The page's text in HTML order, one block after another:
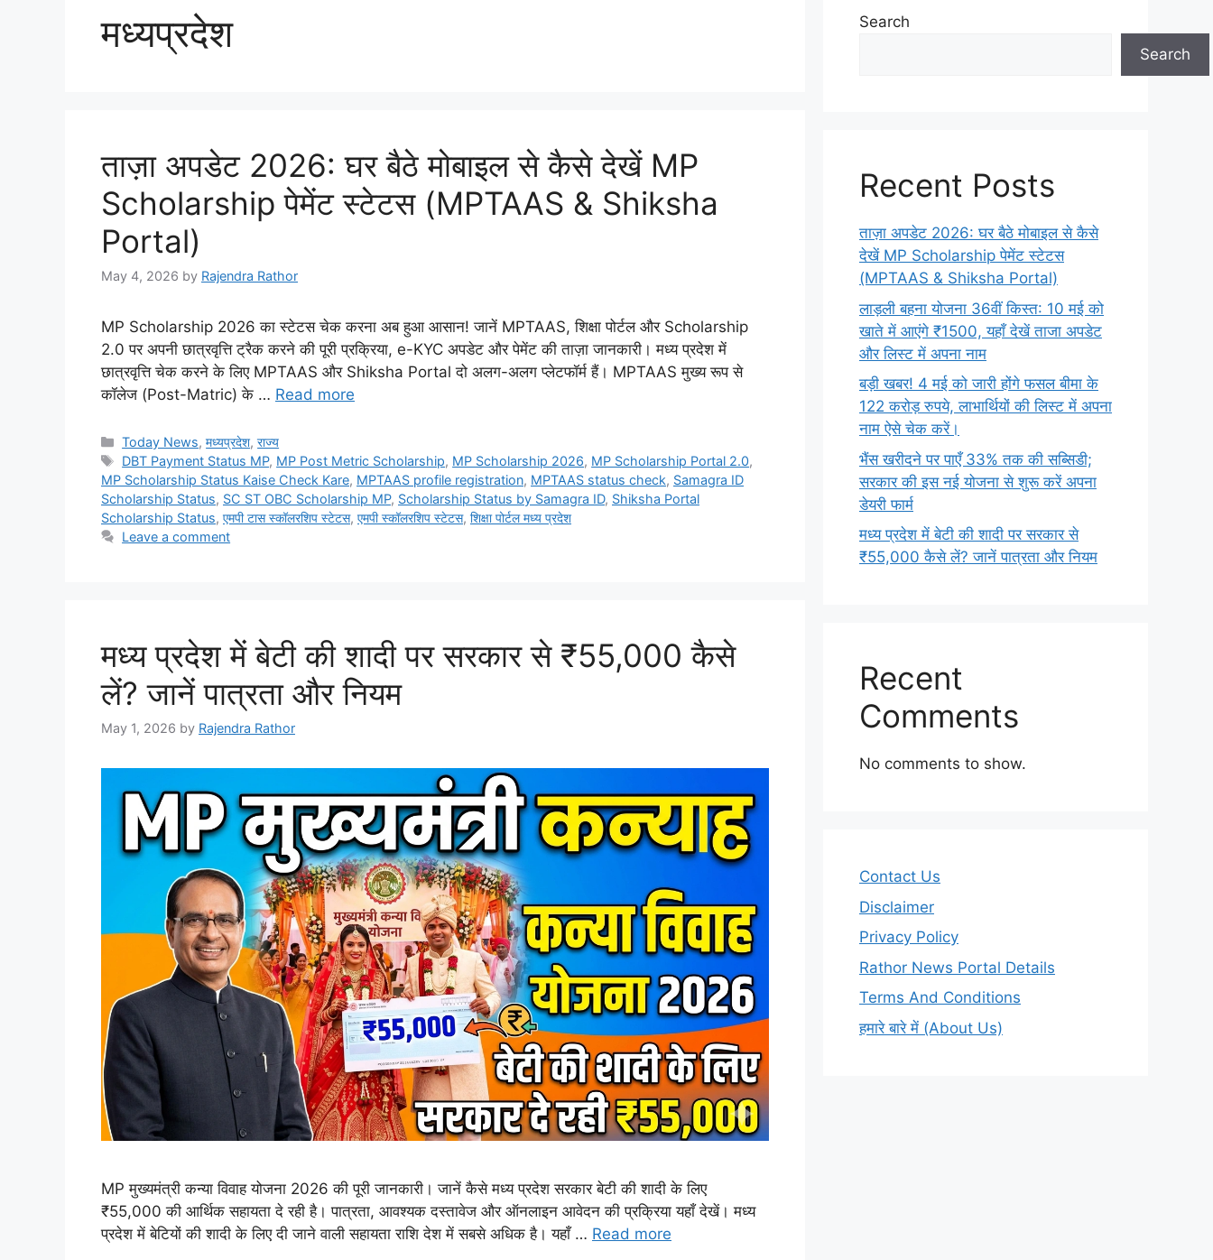
मध्यप्रदेश
ताज़ा अपडेट 2026: घर बैठे मोबाइल से कैसे देखें MP
Scholarship पेमेंट स्टेटस (MPTAAS & Shiksha
Portal)
May 4, 2026 by Rajendra Rathor
MP Scholarship 2026 का स्टेटस चेक करना अब हुआ आसान! जानें MPTAAS, शिक्षा पोर्टल और Scholarship
2.0 पर अपनी छात्रवृत्ति ट्रैक करने की पूरी प्रक्रिया, e-KYC अपडेट और पेमेंट की ताज़ा जानकारी। मध्य प्रदेश में
छात्रवृत्ति चेक करने के लिए MPTAAS और Shiksha Portal दो अलग-अलग प्लेटफॉर्म हैं। MPTAAS मुख्य रूप से
कॉलेज (Post-Matric) के … Read more
Categories
Today News,मध्यप्रदेश,राज्य
Tags
DBT Payment Status MP, MP Post Metric Scholarship, MP Scholarship 2026, MP Scholarship Portal 2.0,
MP Scholarship Status Kaise Check Kare, MPTAAS profile registration, MPTAAS status check, Samagra ID
Scholarship Status, SC ST OBC Scholarship MP, Scholarship Status by Samagra ID, Shiksha Portal
Scholarship Status, एमपी टास स्कॉलरशिप स्टेटस, एमपी स्कॉलरशिप स्टेटस, शिक्षा पोर्टल मध्य प्रदेश
Leave a comment
मध्य प्रदेश में बेटी की शादी पर सरकार से ₹55,000 कैसे
लें? जानें पात्रता और नियम
May 1, 2026 by Rajendra Rathor
MP मुख्यमंत्री कन्या विवाह योजना 2026 की पूरी जानकारी। जानें कैसे मध्य प्रदेश सरकार बेटी की शादी के लिए
₹55,000 की आर्थिक सहायता दे रही है। पात्रता, आवश्यक दस्तावेज और ऑनलाइन आवेदन की प्रक्रिया यहाँ देखें। मध्य
प्रदेश में बेटियों की शादी के लिए दी जाने वाली सहायता राशि देश में सबसे अधिक है। यहाँ … Read more
Search
Search
Recent Posts
ताज़ा अपडेट 2026: घर बैठे मोबाइल से कैसे
देखें MP Scholarship पेमेंट स्टेटस
(MPTAAS & Shiksha Portal)
लाड़ली बहना योजना 36वीं किस्त: 10 मई को
खाते में आएंगे ₹1500, यहाँ देखें ताजा अपडेट
और लिस्ट में अपना नाम
बड़ी खबर! 4 मई को जारी होंगे फसल बीमा के
122 करोड़ रुपये, लाभार्थियों की लिस्ट में अपना
नाम ऐसे चेक करें।
भैंस खरीदने पर पाएँ 33% तक की सब्सिडी;
सरकार की इस नई योजना से शुरू करें अपना
डेयरी फार्म
मध्य प्रदेश में बेटी की शादी पर सरकार से
₹55,000 कैसे लें? जानें पात्रता और नियम
Recent
Comments
No comments to show.
Contact Us
Disclaimer
Privacy Policy
Rathor News Portal Details
Terms And Conditions
हमारे बारे में (About Us)